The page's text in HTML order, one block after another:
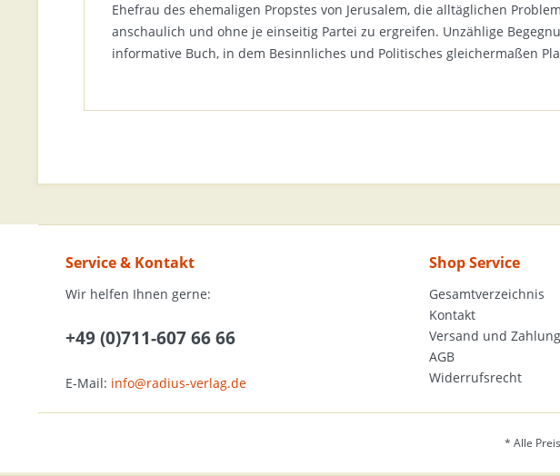
Ehefrau des ehemaligen Propstes von Jerusalem, die alltäglichen
anschaulich und ohne je einseitig Partei zu ergreifen. Unzählige
informative Buch, in dem Besinnliches und Politisches gleichermaßen
Service & Kontakt
Wir helfen Ihnen gerne:
+49 (0)711-607 66 66
E-Mail: info@radius-verlag.de
Shop Service
Gesamtverzeichnis
Kontakt
Versand und
AGB
Widerrufsrecht
* Alle